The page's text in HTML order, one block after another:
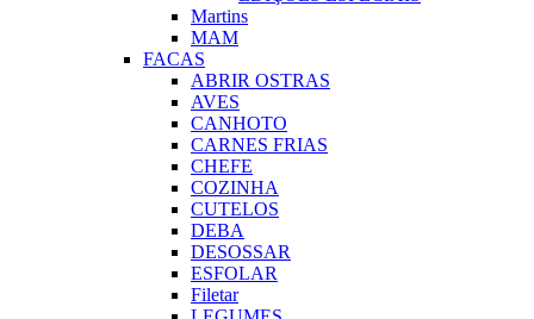
Martins
MAM
FACAS
ABRIR OSTRAS
AVES
CANHOTO
CARNES FRIAS
CHEFE
COZINHA
CUTELOS
DEBA
DESOSSAR
ESFOLAR
Filetar